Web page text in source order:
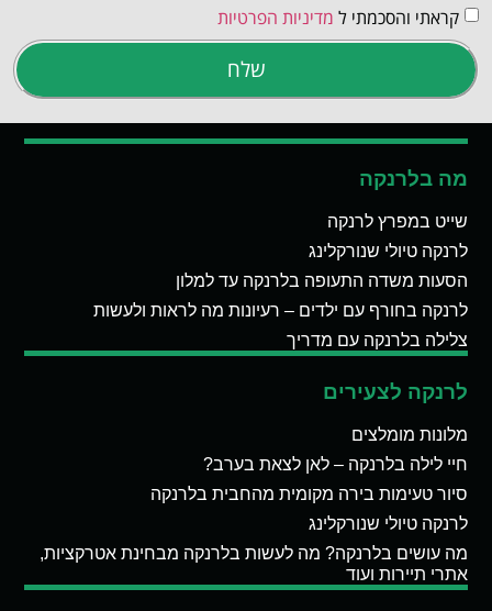
קראתי והסכמתי ל מדיניות הפרטיות
שלח
מה בלרנקה
שייט במפרץ לרנקה
לרנקה טיולי שנורקלינג
הסעות משדה התעופה בלרנקה עד למלון
לרנקה בחורף עם ילדים – רעיונות מה לראות ולעשות
צלילה בלרנקה עם מדריך
לרנקה לצעירים
מלונות מומלצים
חיי לילה בלרנקה – לאן לצאת בערב?
סיור טעימות בירה מקומית מהחבית בלרנקה
לרנקה טיולי שנורקלינג
מה עושים בלרנקה? מה לעשות בלרנקה מבחינת אטרקציות,
אתרי תיירות ועוד